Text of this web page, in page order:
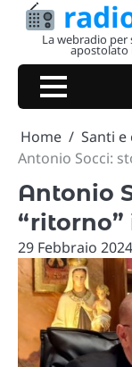
Skip
La webradio per
apostolato
Home
Santi e
Antonio Socci:
Antonio
29 Febbraio 2024